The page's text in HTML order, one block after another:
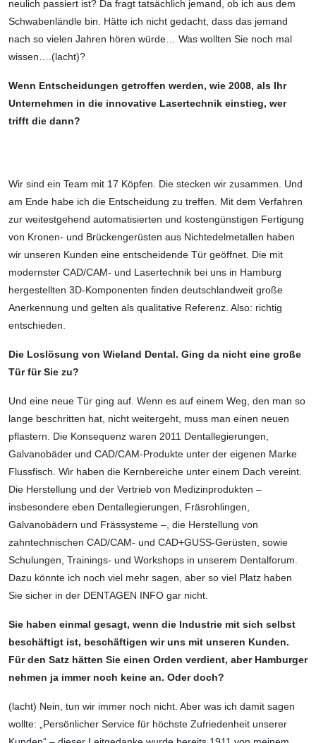
neulich passiert ist? Da fragt tatsächlich jemand, ob ich aus dem
Schwabenländle bin. Hätte ich nicht gedacht, dass das jemand
nach so vielen Jahren hören würde… Was wollten Sie noch mal
wissen….(lacht)?
Wenn Entscheidungen getroffen werden, wie 2008, als Ihr
Unternehmen in die innovative Lasertechnik einstieg, wer
trifft die dann?
Wir sind ein Team mit 17 Köpfen. Die stecken wir zusammen. Und
am Ende habe ich die Entscheidung zu treffen. Mit dem Verfahren
zur weitestgehend automatisierten und kostengünstigen Fertigung
von Kronen- und Brückengerüsten aus Nichtedelmetallen haben
wir unseren Kunden eine entscheidende Tür geöffnet. Die mit
modernster CAD/CAM- und Lasertechnik bei uns in Hamburg
hergestellten 3D-Kompo­nenten finden deutschlandweit große
Anerkennung und gelten als qualitative Referenz. Also: richtig
entschieden.
Die Loslösung von Wieland Dental. Ging da nicht eine große
Tür für Sie zu?
Und eine neue Tür ging auf. Wenn es auf einem Weg, den man so
lange beschritten hat, nicht weitergeht, muss man einen neuen
pflastern. Die Konsequenz waren 2011 Dentallegierungen,
Galvano­bäder und CAD/CAM-Produkte unter der eigenen Marke
Flussfisch. Wir haben die Kern­bereiche unter einem Dach vereint.
Die Herstellung und der Vertrieb von Medizinpro­dukten –
insbesondere eben Dentallegierungen, Fräsrohlingen,
Galvanobädern und Frässysteme –, die Herstellung von
zahntechnischen CAD/CAM- und CAD+GUSS-Gerüsten, sowie
Schulungen, Trainings- und Workshops in unserem Dentalforum.
Dazu könnte ich noch viel mehr sagen, aber so viel Platz haben
Sie sicher in der DENTAGEN INFO gar nicht.
Sie haben einmal gesagt, wenn die Industrie mit sich selbst
beschäftigt ist, beschäftigen wir uns mit unseren Kunden.
Für den Satz hätten Sie einen Orden verdient, aber Hamburger
nehmen ja immer noch keine an. Oder doch?
(lacht) Nein, tun wir immer noch nicht. Aber was ich damit sagen
wollte: „Persönlicher Service für höchste Zufriedenheit unserer